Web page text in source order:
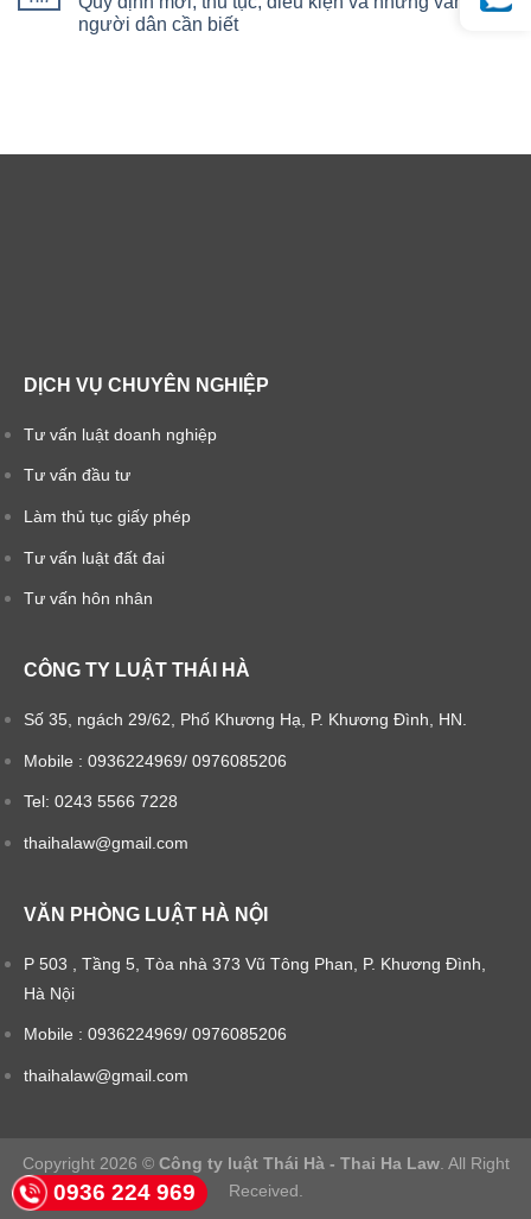
người dân cần biết
DỊCH VỤ CHUYÊN NGHIỆP
Tư vấn luật doanh nghiệp
Tư vấn đầu tư
Làm thủ tục giấy phép
Tư vấn luật đất đai
Tư vấn hôn nhân
CÔNG TY LUẬT THÁI HÀ
Số 35, ngách 29/62, Phố Khương Hạ, P. Khương Đình, HN.
Mobile : 0936224969/ 0976085206
Tel: 0243 5566 7228
thaihalaw@gmail.com
VĂN PHÒNG LUẬT HÀ NỘI
P 503 , Tầng 5, Tòa nhà 373 Vũ Tông Phan, P. Khương Đình,
Hà Nội
Mobile : 0936224969/ 0976085206
thaihalaw@gmail.com
Copyright 2026 © Công ty luật Thái Hà - Thai Ha Law. All Right
Received.
0936 224 969